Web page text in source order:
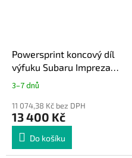
Powersprint koncový díl
výfuku Subaru Impreza
WRX 08+
3–7 dnů
11 074,38 Kč bez DPH
13 400 Kč
Do košíku